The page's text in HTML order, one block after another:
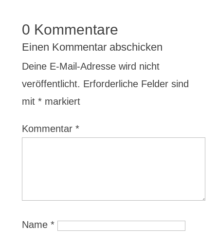
0 Kommentare
Einen Kommentar abschicken
Deine E-Mail-Adresse wird nicht
veröffentlicht. Erforderliche Felder sind
mit *markiert
Kommentar *
Name *